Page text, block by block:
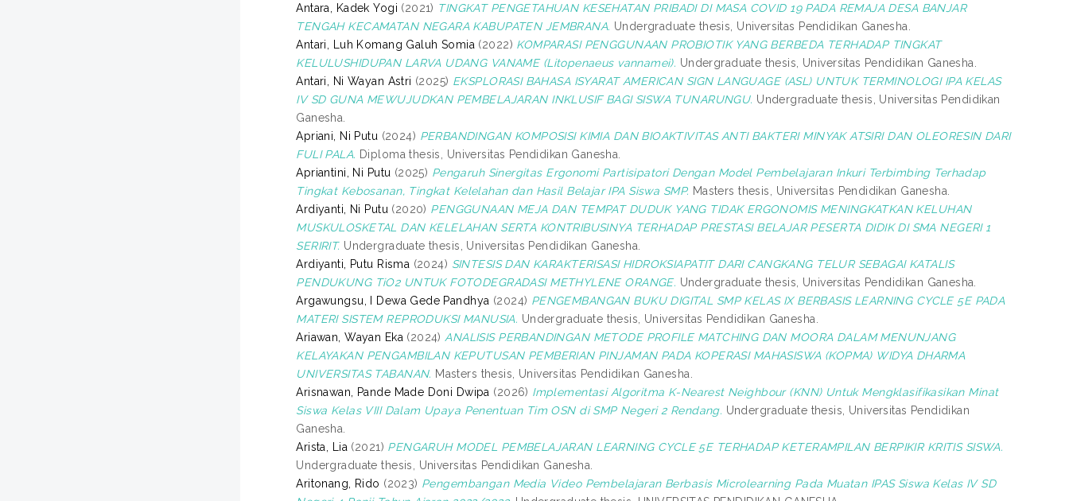
Antara, Kadek Yogi (2021) TINGKAT PENGETAHUAN KESEHATAN PRIBADI DI MASA COVID 19 PADA REMAJA DESA BANJAR
TENGAH KECAMATAN NEGARA KABUPATEN JEMBRANA. Undergraduate thesis, Universitas Pendidikan Ganesha.
Antari, Luh Komang Galuh Somia (2022) KOMPARASI PENGGUNAAN PROBIOTIK YANG BERBEDA TERHADAP TINGKAT
KELULUSHIDUPAN LARVA UDANG VANAME (Litopenaeus vannamei). Undergraduate thesis, Universitas Pendidikan Ganesha.
Antari, Ni Wayan Astri (2025) EKSPLORASI BAHASA ISYARAT AMERICAN SIGN LANGUAGE (ASL) UNTUK TERMINOLOGI IPA KELAS
IV SD GUNA MEWUJUDKAN PEMBELAJARAN INKLUSIF BAGI SISWA TUNARUNGU. Undergraduate thesis, Universitas Pendidikan
Ganesha.
Apriani, Ni Putu (2024) PERBANDINGAN KOMPOSISI KIMIA DAN BIOAKTIVITAS ANTI BAKTERI MINYAK ATSIRI DAN OLEORESIN DARI
FULI PALA. Diploma thesis, Universitas Pendidikan Ganesha.
Apriantini, Ni Putu (2025) Pengaruh Sinergitas Ergonomi Partisipatori Dengan Model Pembelajaran Inkuri Terbimbing Terhadap
Tingkat Kebosanan, Tingkat Kelelahan dan Hasil Belajar IPA Siswa SMP. Masters thesis, Universitas Pendidikan Ganesha.
Ardiyanti, Ni Putu (2020) PENGGUNAAN MEJA DAN TEMPAT DUDUK YANG TIDAK ERGONOMIS MENINGKATKAN KELUHAN
MUSKULOSKETAL DAN KELELAHAN SERTA KONTRIBUSINYA TERHADAP PRESTASI BELAJAR PESERTA DIDIK DI SMA NEGERI 1
SERIRIT. Undergraduate thesis, Universitas Pendidikan Ganesha.
Ardiyanti, Putu Risma (2024) SINTESIS DAN KARAKTERISASI HIDROKSIAPATIT DARI CANGKANG TELUR SEBAGAI KATALIS
PENDUKUNG TiO2 UNTUK FOTODEGRADASI METHYLENE ORANGE. Undergraduate thesis, Universitas Pendidikan Ganesha.
Argawungsu, I Dewa Gede Pandhya (2024) PENGEMBANGAN BUKU DIGITAL SMP KELAS IX BERBASIS LEARNING CYCLE 5E PADA
MATERI SISTEM REPRODUKSI MANUSIA. Undergraduate thesis, Universitas Pendidikan Ganesha.
Ariawan, Wayan Eka (2024) ANALISIS PERBANDINGAN METODE PROFILE MATCHING DAN MOORA DALAM MENUNJANG
KELAYAKAN PENGAMBILAN KEPUTUSAN PEMBERIAN PINJAMAN PADA KOPERASI MAHASISWA (KOPMA) WIDYA DHARMA
UNIVERSITAS TABANAN. Masters thesis, Universitas Pendidikan Ganesha.
Arisnawan, Pande Made Doni Dwipa (2026) Implementasi Algoritma K-Nearest Neighbour (KNN) Untuk Mengklasifikasikan Minat
Siswa Kelas VIII Dalam Upaya Penentuan Tim OSN di SMP Negeri 2 Rendang. Undergraduate thesis, Universitas Pendidikan
Ganesha.
Arista, Lia (2021) PENGARUH MODEL PEMBELAJARAN LEARNING CYCLE 5E TERHADAP KETERAMPILAN BERPIKIR KRITIS SISWA.
Undergraduate thesis, Universitas Pendidikan Ganesha.
Aritonang, Rido (2023) Pengembangan Media Video Pembelajaran Berbasis Microlearning Pada Muatan IPAS Siswa Kelas IV SD